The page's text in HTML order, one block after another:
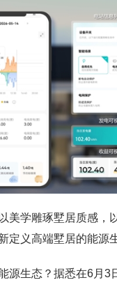
以美学雕琢墅居质感，
义高端墅居的能源
源生态？据悉在6月